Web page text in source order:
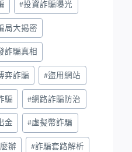
#投資詐騙曝光
局大揭密
詐騙真相
弈詐騙 #盜用網站
騙 #網路詐騙防治
金 #虛擬幣詐騙
辦 #詐騙套路解析